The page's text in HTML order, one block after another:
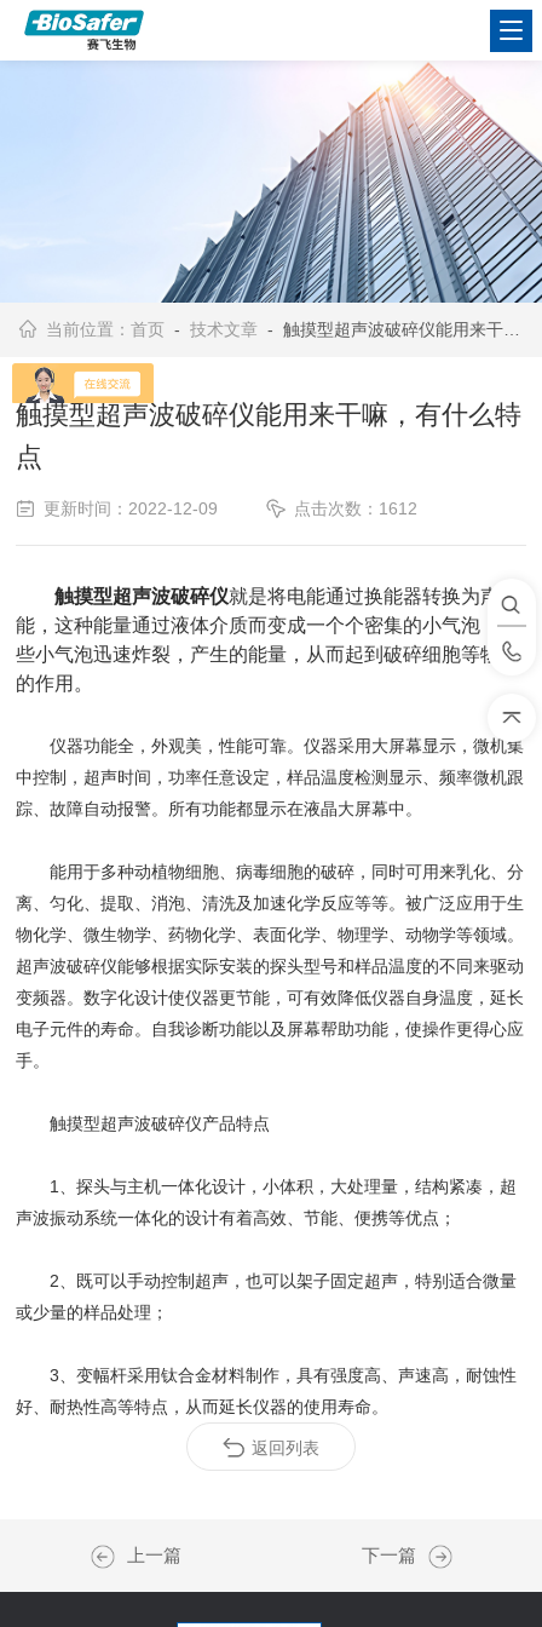
当前位置：首页 -技术文章 - 触摸型超声波破碎仪能用来干嘛，有什么特点
触摸型超声波破碎仪能用来干嘛，有什么特
点
更新时间：2022-12-09 点击次数：1612
触摸型超声波破碎仪就是将电能通过换能器转换为声
能，这种能量通过液体介质而变成一个个密集的小气泡，这
些小气泡迅速炸裂，产生的能量，从而起到破碎细胞等物质
的作用。
仪器功能全，外观美，性能可靠。仪器采用大屏幕显示，微机集
中控制，超声时间，功率任意设定，样品温度检测显示、频率微机跟
踪、故障自动报警。所有功能都显示在液晶大屏幕中。
能用于多种动植物细胞、病毒细胞的破碎，同时可用来乳化、分
离、匀化、提取、消泡、清洗及加速化学反应等等。被广泛应用于生
物化学、微生物学、药物化学、表面化学、物理学、动物学等领域。
超声波破碎仪能够根据实际安装的探头型号和样品温度的不同来驱动
变频器。数字化设计使仪器更节能，可有效降低仪器自身温度，延长
电子元件的寿命。自我诊断功能以及屏幕帮助功能，使操作更得心应
手。
触摸型超声波破碎仪产品特点
1、探头与主机一体化设计，小体积，大处理量，结构紧凑，超
声波振动系统一体化的设计有着高效、节能、便携等优点；
2、既可以手动控制超声，也可以架子固定超声，特别适合微量
或少量的样品处理；
3、变幅杆采用钛合金材料制作，具有强度高、声速高，耐蚀性
好、耐热性高等特点，从而延长仪器的使用寿命。
返回列表
上一篇 下一篇